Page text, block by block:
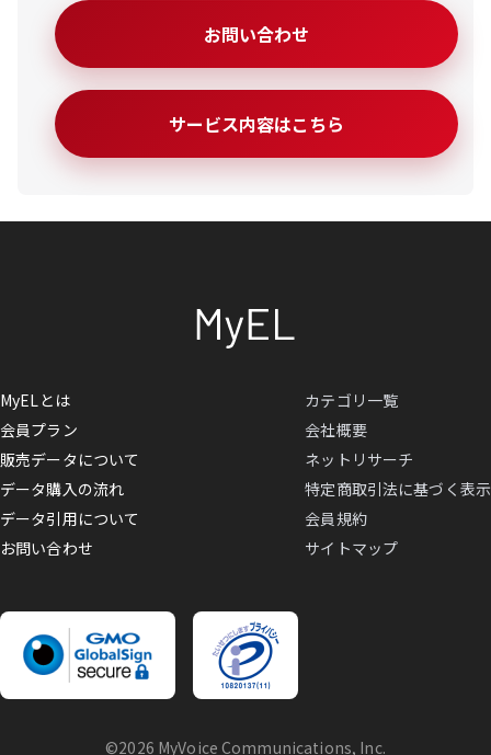
お問い合わせ
サービス内容はこちら
MyELとは
会員プラン
販売データについて
データ購入の流れ
データ引用について
お問い合わせ
カテゴリ一覧
会社概要
ネットリサーチ
特定商取引法に基づく表示
会員規約
サイトマップ
©2026 MyVoice Communications, Inc.